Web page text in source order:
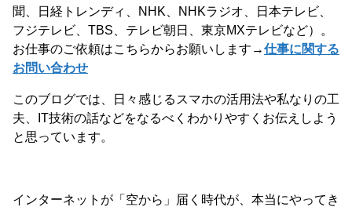
聞、日経トレンディ、NHK、NHKラジオ、日本テレビ、
フジテレビ、TBS、テレビ朝日、東京MXテレビなど）。
お仕事のご依頼はこちらからお願いします→仕事に関する
お問い合わせ
このブログでは、日々感じるスマホの活用法や私なりの工
夫、IT技術の話などをなるべくわかりやすくお伝えしよう
と思っています。
インターネットが「空から」届く時代が、本当にやってき